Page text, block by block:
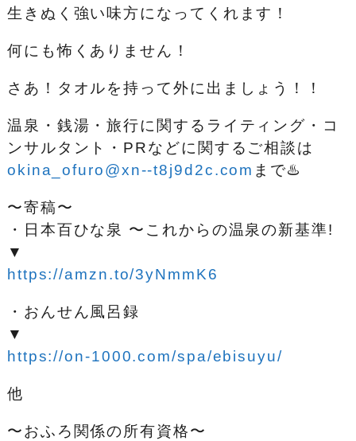
生きぬく強い味方になってくれます！
何にも怖くありません！
さあ！タオルを持って外に出ましょう！！
温泉・銭湯・旅行に関するライティング・コ
ンサルタント・PRなどに関するご相談は
okina_ofuro@xn--t8j9d2c.com まで♨️
〜寄稿〜
・日本百ひな泉 〜これからの温泉の新基準!
▼
https://amzn.to/3yNmmK6
・おんせん風呂録
▼
https://on-1000.com/spa/ebisuyu/
他
〜おふろ関係の所有資格〜